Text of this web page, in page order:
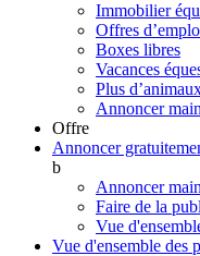
Immobilier
Offres
Boxes libres
Vacances
Plus
Annoncer
Offre
Annoncer
b
Annoncer
Faire de la
Vue
Vue d'ensemble des